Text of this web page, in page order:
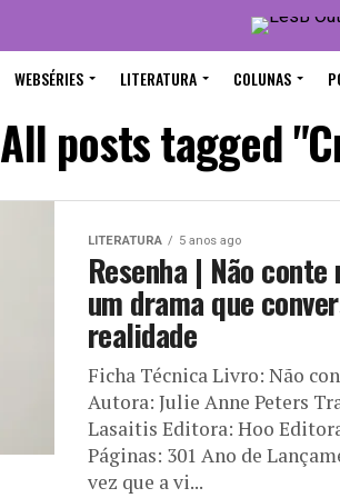
WEBSÉRIES LITERATURA COLUNAS
All posts tagged
LITERATURA 5 anos ago
Resenha | Não
um drama que
realidade
Ficha Técnica Livro: Não
Autora: Julie Anne Peters
Lasaitis Editora: Hoo
Páginas: 301 Ano de
vez que a vi...